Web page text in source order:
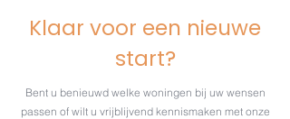
Klaar voor een nieuwe
start?
Bent u benieuwd welke woningen bij uw wensen
passen of wilt u vrijblijvend kennismaken met onze